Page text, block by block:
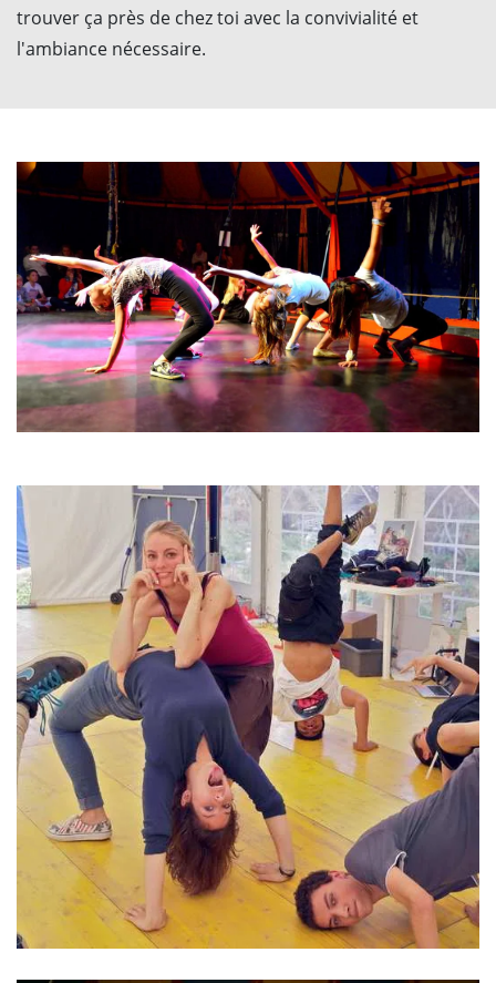
trouver ça près de chez toi avec la convivialité et
l'ambiance nécessaire.